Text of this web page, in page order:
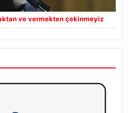
ve vermekten çekinmeyiz